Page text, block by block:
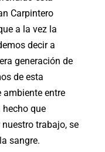
Carpintero
a la vez la
decir a
generación de
de esta
ambiente entre
hecho que
trabajo, se
sangre.